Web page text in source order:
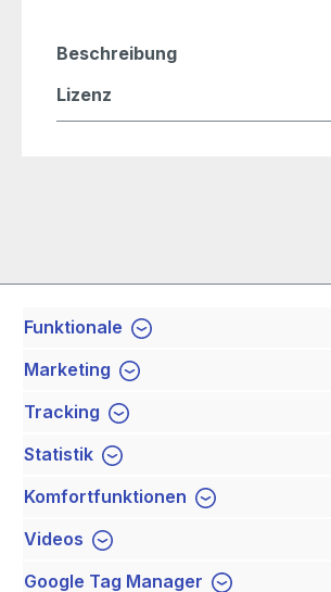
Beschreibung
Lizenz
Service-Hotline
Shop Service
Newsletter
Funktionale
Marketing
Tracking
Statistik
Komfortfunktionen
Videos
Google Tag Manager